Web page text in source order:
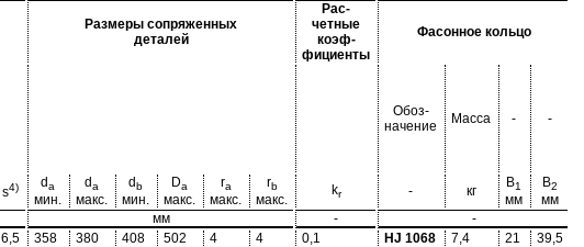
Размеры сопряженных
деталей
Рас-
четные
коэф-
фициенты
Фасонное кольцо
Обоз-
начение
Масса - -
s4) da
мин.
da
макс.
d b
мин.
Da
макс.
ra
макс.
rb
макс.
kr - кг
B1
мм
B2
мм
мм -
-
6,5 358 380 408 502 4 4 0,1 HJ 1068 7,4 21 39,5